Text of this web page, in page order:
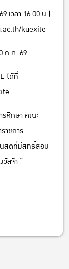
เวลา 16.00 น.)
kuexite
ก.ค. 69
ได้ที่
รศึกษา คณะ
าชการ
นิสิตที่มีสิทธิ์สอบ
วัลจ้า “